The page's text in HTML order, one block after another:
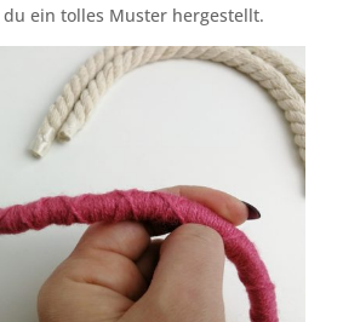
ein tolles Muster hergestellt.